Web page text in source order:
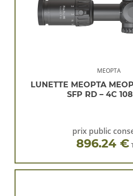
MEOPTA
LUNETTE MEOPTA
SFP RD – 4C
prix public
896.24 €